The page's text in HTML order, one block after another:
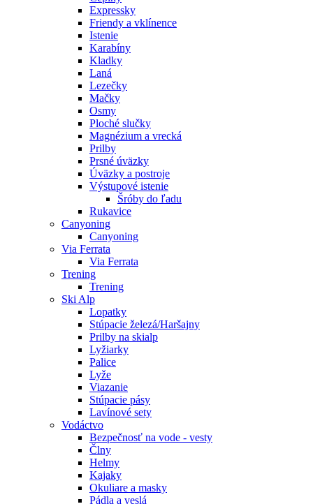
Expressky
Friendy a vklínence
Istenie
Karabíny
Kladky
Laná
Lezečky
Mačky
Osmy
Ploché slučky
Magnézium a vrecká
Prilby
Prsné úväzky
Úväzky a postroje
Výstupové istenie
Šróby do ľadu
Rukavice
Canyoning
Canyoning
Via Ferrata
Via Ferrata
Trening
Trening
Ski Alp
Lopatky
Stúpacie železá/Haršajny
Prilby na skialp
Lyžiarky
Palice
Lyže
Viazanie
Stúpacie pásy
Lavínové sety
Vodáctvo
Bezpečnosť na vode - vesty
Člny
Helmy
Kajaky
Okuliare a masky
Pádla a veslá